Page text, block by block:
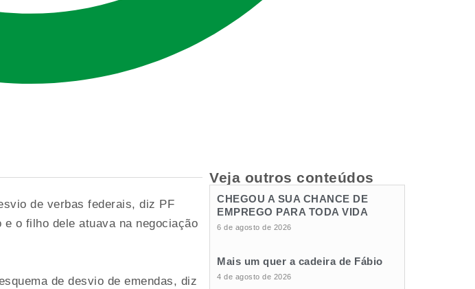
de verbas federais, diz PF
o filho dele atuava na negociação
de desvio de emendas, diz
Veja outros conteúdos
CHEGOU A SUA CHANCE DE
EMPREGO PARA TODA VIDA
6 de agosto de 2026
Mais um quer a cadeira de Fábio
4 de agosto de 2026